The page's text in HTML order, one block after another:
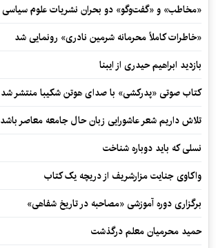
«مخاطب» و «گفت‌وگو» دو بحران نشریات علوم سیاسی
«خاطرات کاملاً محرمانه شرمین نادری» رونمایی شد
بازدید ابراهیم حیدری از ایبنا
کتاب صوتی «پدرکشی» با صدای هوتن شکیبا منتشر شد
تلاش داریم شعر عاشورایی زبان حال جامعه معاصر باشد
نسلی که باید دوباره شناخت
واکاوی جنایت مزارشریف از دریچه یک کتاب
برگزاری دوره آموزشی «مصاحبه در تاریخ شفاهی»
حمید محرمیان معلم درگذشت